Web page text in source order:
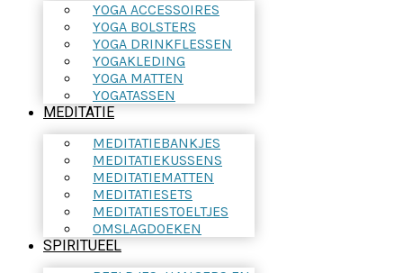
YOGA ACCESSOIRES
YOGA BOLSTERS
YOGA DRINKFLESSEN
YOGAKLEDING
YOGA MATTEN
YOGATASSEN
MEDITATIE
MEDITATIEBANKJES
MEDITATIEKUSSENS
MEDITATIEMATTEN
MEDITATIESETS
MEDITATIESTOELTJES
OMSLAGDOEKEN
SPIRITUEEL